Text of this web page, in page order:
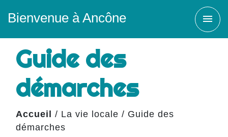
Bienvenue à Ancône menu
Guide des
démarches
Accueil / La vie locale / Guide des
démarches